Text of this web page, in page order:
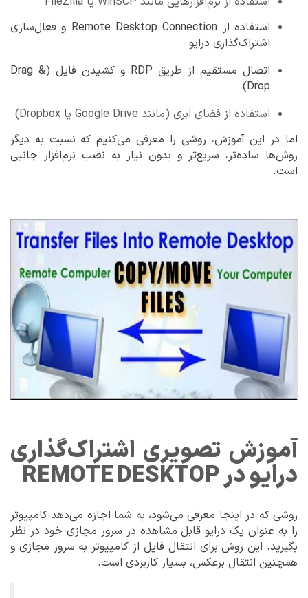
استفاده از Remote Desktop Connection و فعال‌سازی
اشتراک‌گذاری درایو
اتصال مستقیم از طریق RDP و کشیدن فایل (Drag &
Drop)
استفاده از فضای ابری (مانند Google Drive یا Dropbox)
اما در این آموزش، روشی را معرفی می‌کنیم که نسبت به دیگر
روش‌ها ساده‌تر، سریع‌تر و بدون نیاز به نصب نرم‌افزار جانبی
است.
آموزش تصویری اشتراک‌گذاری
درایو در REMOTE DESKTOP
روشی که در اینجا معرفی می‌شود، به شما اجازه می‌دهد کامپیوتر
را به عنوان یک درایو قابل مشاهده در سرور مجازی خود در نظر
بگیرید. این روش برای انتقال فایل از کامپیوتر به سرور مجازی و
همچنین انتقال برعکس، بسیار کاربردی است.